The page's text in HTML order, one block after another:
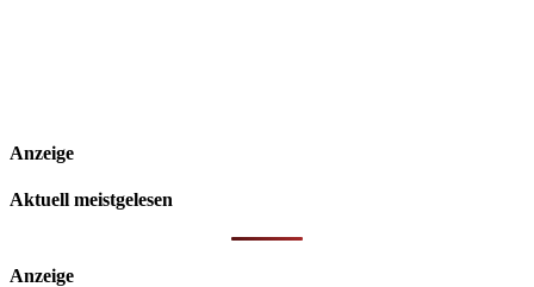
Anzeige
Aktuell meistgelesen
Anzeige